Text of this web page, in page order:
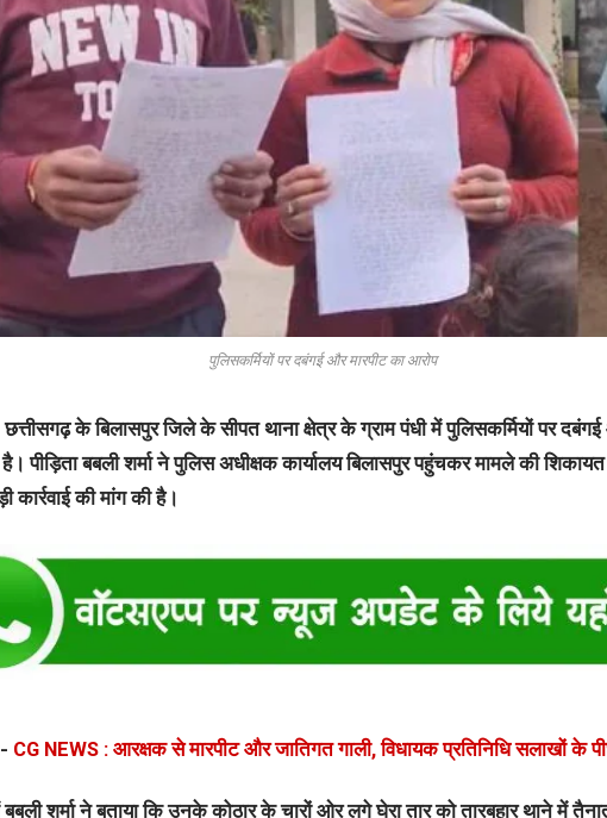
पुलिसकर्मियों पर दबंगई और मारपीट का आरोप
छत्तीसगढ़ के बिलासपुर जिले के सीपत थाना क्षेत्र के ग्राम पंधी में पुलिसकर्मियों पर
पीड़िता बबली शर्मा ने पुलिस अधीक्षक कार्यालय बिलासपुर पहुंचकर मामले की
कार्रवाई की मांग की है।
CG NEWS : आरक्षक से मारपीट और जातिगत गाली, विधायक प्रतिनिधि सलाखों के
शर्मा ने बताया कि उनके कोठार के चारों ओर लगे घेरा तार को तारबहार थाने में